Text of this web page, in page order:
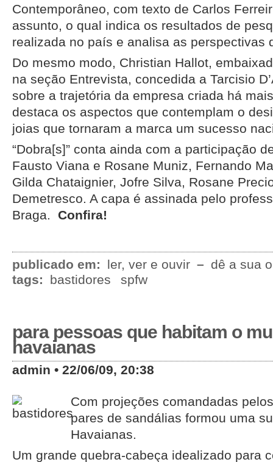
Contemporâneo, com texto de Carlos
assunto, o qual indica os resultados de
realizada no país e analisa as perspectivas
Do mesmo modo, Christian Hallot,
na seção Entrevista, concedida a Tarcisio
sobre a trajetória da empresa criada há
destaca os aspectos que contemplam o
joias que tornaram a marca um sucesso
“Dobra[s]” conta ainda com a participação
Fausto Viana e Rosane Muniz, Fernando
Gilda Chataignier, Jofre Silva, Rosane
Demetresco. A capa é assinada pelo
Braga. Confira!
publicado em: ler, ver e ouvir – dê a sua
tags:
bastidores spfw
para pessoas que habitam o
havaianas
admin • 22/06/09, 20:38
Com projeções comandadas
pares de sandálias formou uma
Havaianas.
Um grande quebra-cabeça idealizado para